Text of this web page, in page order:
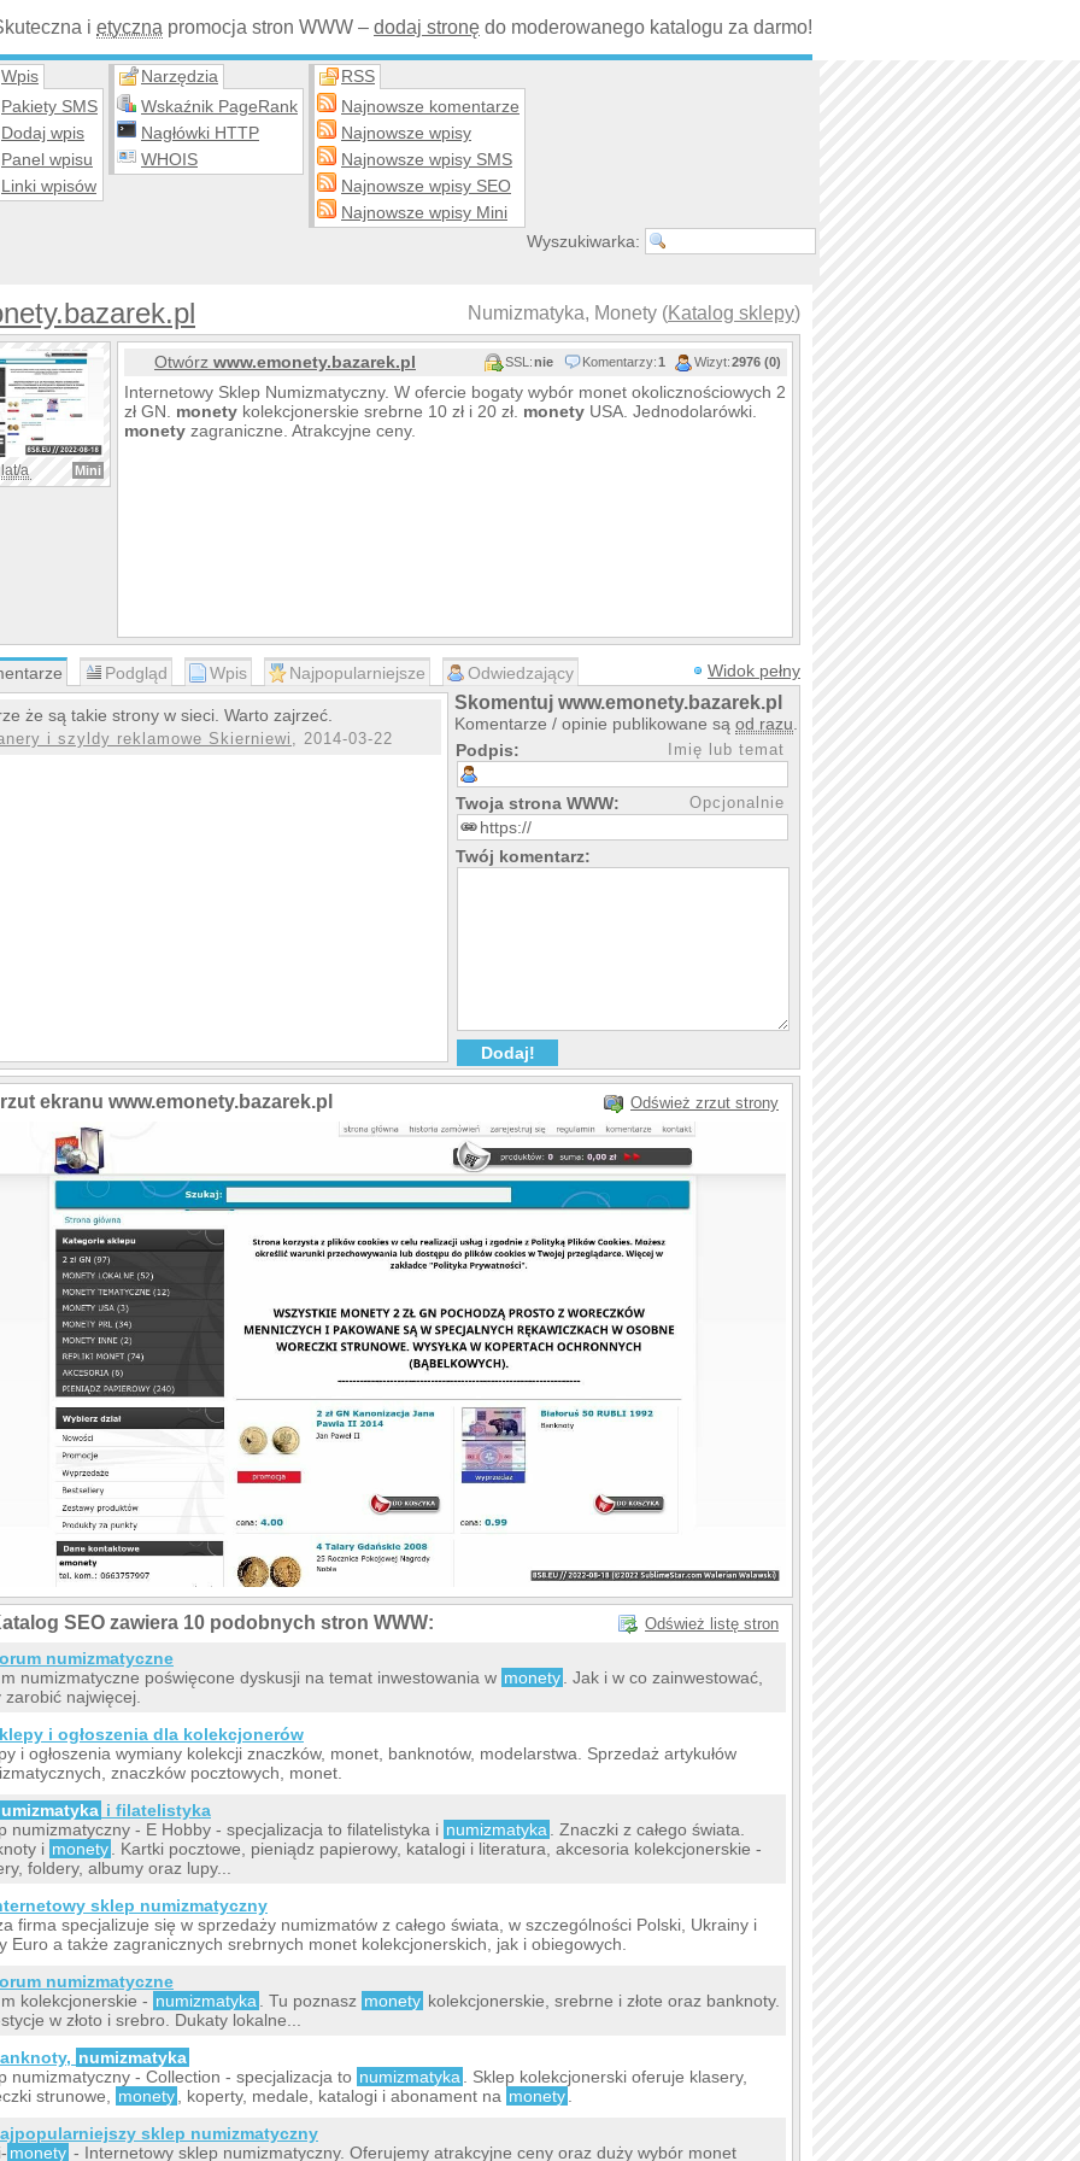
i etyczna promocja stron WWW – dodaj stronę do moderowanego katalogu za darmo!
Wpis
Pakiety SMS
Dodaj wpis
Panel wpisu
Linki wpisów
Narzędzia
Wskaźnik PageRank
Nagłówki HTTP
WHOIS
RSS
Najnowsze komentarze
Najnowsze wpisy
Najnowsze wpisy SMS
Najnowsze wpisy SEO
Najnowsze wpisy Mini
Wyszukiwarka:
Numizmatyka, Monety (Katalog sklepy)
a Mini
Otwórz www.emonety.bazarek.pl SSL:nie Komentarzy:1 Wizyt:2976 (0)
Internetowy Sklep Numizmatyczny. W ofercie bogaty wybór monet okolicznościowych 2
zł GN. monety kolekcjonerskie srebrne 10 zł i 20 zł. monety USA. Jednodolarówki.
monety zagraniczne. Atrakcyjne ceny.
Podgląd Wpis Najpopularniejsze Odwiedzający Widok pełny
że są takie strony w sieci. Warto zajrzeć.
i szyldy reklamowe Skierniewi , 2014-03-22
Skomentuj www.emonety.bazarek.pl
Komentarze / opinie publikowane są od razu
Podpis:
Imię lub temat
Twoja strona WWW: Opcjonalnie
Twój komentarz:
ekranu www.emonety.bazarek.pl Odśwież zrzut strony
SEO zawiera 10 podobnych stron WWW: Odśwież listę stron
numizmatyczne
numizmatyczne poświęcone dyskusji na temat inwestowania w monety
. Jak i w co zainwestować,
zarobić najwięcej.
i ogłoszenia dla kolekcjonerów
i ogłoszenia wymiany kolekcji znaczków, monet, banknotów, modelarstwa. Sprzedaż artykułów
znaczków pocztowych, monet.
i filatelistyka
numizmatyczny - E Hobby - specjalizacja to filatelistyka i numizmatyka
. Znaczki z całego świata.
i monety
. Kartki pocztowe, pieniądz papierowy, katalogi i literatura, akcesoria kolekcjonerskie -
foldery, albumy oraz lupy...
sklep numizmatyczny
firma specjalizuje się w sprzedaży numizmatów z całego świata, w szczególności Polski, Ukrainy i
Euro a także zagranicznych srebrnych monet kolekcjonerskich, jak i obiegowych.
numizmatyczne
kolekcjonerskie - numizmatyka . Tu poznasz monety kolekcjonerskie, srebrne i złote oraz banknoty.
w złoto i srebro. Dukaty lokalne...
numizmatyka
numizmatyczny - Collection - specjalizacja to numizmatyka
. Sklep kolekcjonerski oferuje klasery,
strunowe,
monety , koperty, medale, katalogi i abonament na monety
sklep numizmatyczny
monety - Internetowy sklep numizmatyczny. Oferujemy atrakcyjne ceny oraz duży wybór monet